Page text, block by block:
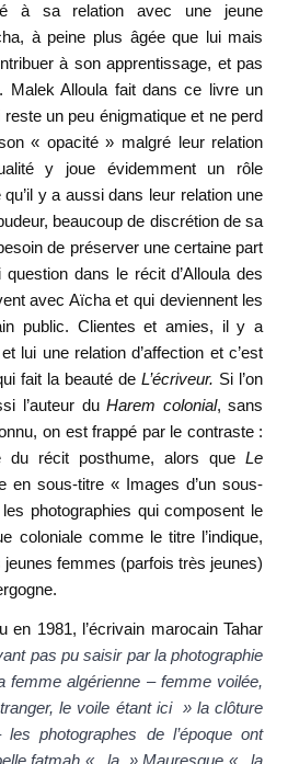
à sa relation avec une jeune
à peine plus âgée que lui mais
à son apprentissage, et pas
Malek Alloula fait dans ce livre un
reste un peu énigmatique et ne perd
« opacité » malgré leur relation
y joue évidemment un rôle
y a aussi dans leur relation une
beaucoup de discrétion de sa
de préserver une certaine part
dans le récit d’Alloula des
avec Aïcha et qui deviennent les
public. Clientes et amies, il y a
lui une relation d’affection et c’est
fait la beauté deL’écriveur. Si l’on
l’auteur duHarem colonial, sans
on est frappé par le contraste :
du récit posthume, alors queLe
en sous-titre « Images d’un sous-
photographies qui composent le
coloniale comme le titre l’indique,
femmes (parfois très jeunes)
en 1981, l’écrivain marocain Tahar
pas pu saisir par la photographie
femme algérienne – femme voilée,
le voile étant ici » la clôture
photographes de l’époque ont
fatmah « , la » Mauresque « , la